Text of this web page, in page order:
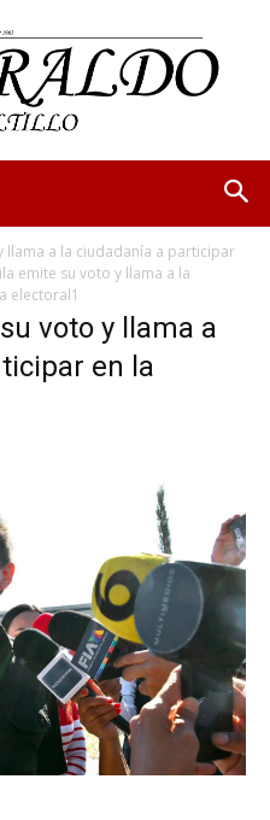
llama a la ciudadanía a participar
emite su voto y llama a la
electoral1
voto y llama a
en la